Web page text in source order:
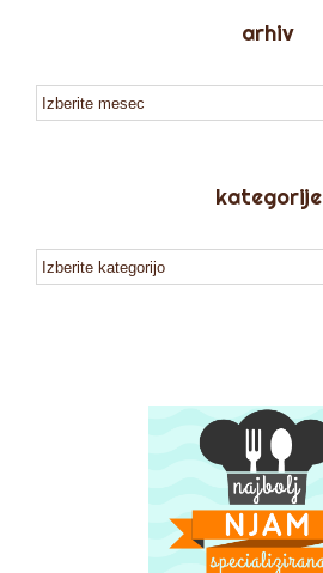
arhiv
arhiv
kategorije
kategorije